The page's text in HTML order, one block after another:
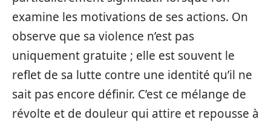
examine les motivations de ses actions. On
observe que sa violence n’est pas
uniquement gratuite ; elle est souvent le
reflet de sa lutte contre une identité qu’il ne
sait pas encore définir. C’est ce mélange de
révolte et de douleur qui attire et repousse à